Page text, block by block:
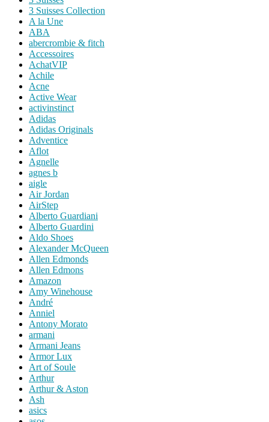
3 Suisses Collection
A la Une
ABA
abercrombie & fitch
Accessoires
AchatVIP
Achile
Acne
Active Wear
activinstinct
Adidas
Adidas Originals
Adventice
Aflot
Agnelle
agnes b
aigle
Air Jordan
AirStep
Alberto Guardiani
Alberto Guardini
Aldo Shoes
Alexander McQueen
Allen Edmonds
Allen Edmons
Amazon
Amy Winehouse
André
Anniel
Antony Morato
armani
Armani Jeans
Armor Lux
Art of Soule
Arthur
Arthur & Aston
Ash
asics